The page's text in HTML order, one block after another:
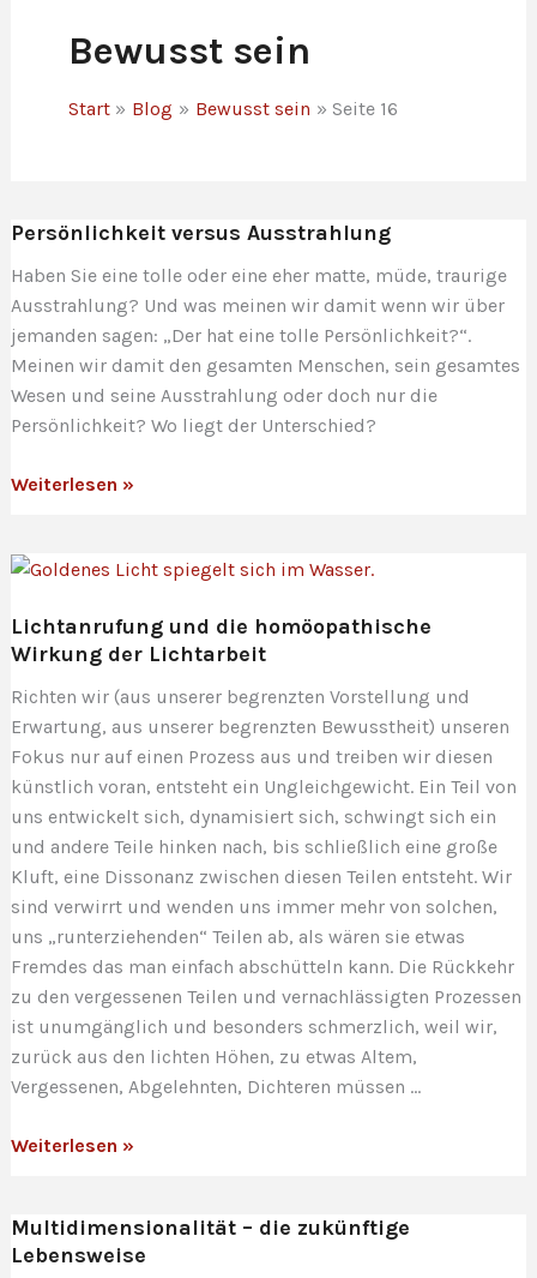
Bewusst sein
Start Blog Bewusst sein Seite 16
Persönlichkeit versus Ausstrahlung
Haben Sie eine tolle oder eine eher matte, müde, traurige
Ausstrahlung? Und was meinen wir damit wenn wir über
jemanden sagen: „Der hat eine tolle Persönlichkeit?“.
Meinen wir damit den gesamten Menschen, sein gesamtes
Wesen und seine Ausstrahlung oder doch nur die
Persönlichkeit? Wo liegt der Unterschied?
Persönlichkeit
Weiterlesen »
Lichtanrufung und die homöopathische
Wirkung der Lichtarbeit
Richten wir (aus unserer begrenzten Vorstellung und
Erwartung, aus unserer begrenzten Bewusstheit) unseren
Fokus nur auf einen Prozess aus und treiben wir diesen
künstlich voran, entsteht ein Ungleichgewicht. Ein Teil von
uns entwickelt sich, dynamisiert sich, schwingt sich ein
und andere Teile hinken nach, bis schließlich eine große
Kluft, eine Dissonanz zwischen diesen Teilen entsteht. Wir
sind verwirrt und wenden uns immer mehr von solchen,
uns „runterziehenden“ Teilen ab, als wären sie etwas
Fremdes das man einfach abschütteln kann. Die Rückkehr
zu den vergessenen Teilen und vernachlässigten Prozessen
ist unumgänglich und besonders schmerzlich, weil wir,
zurück aus den lichten Höhen, zu etwas Altem,
Vergessenen, Abgelehnten, Dichteren müssen …
Lichtanrufung
homöopathische
Wirkung
Weiterlesen »
Multidimensionalität – die zukünftige
Lebensweise